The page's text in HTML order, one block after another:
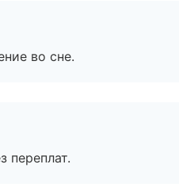
во сне.
переплат.